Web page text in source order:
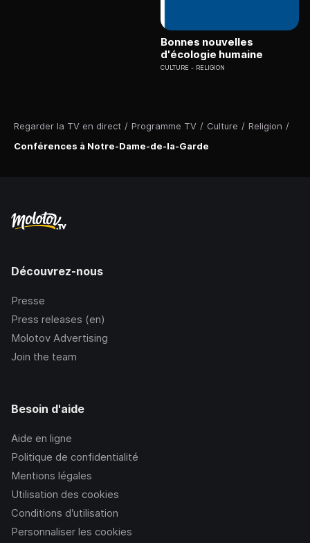
Regarder la TV en direct / Programme TV / Culture / Religion /
Conférences à Notre-Dame-de-la-Garde
Bonnes nouvelles
d'écologie humaine
CULTURE RELIGION
Découvrez-nous
Presse
Press releases (en)
Molotov Advertising
Join the team
Besoin d'aide
Aide en ligne
Politique de confidentialité
Mentions légales
Utilisation des cookies
Conditions d’utilisation
Personnaliser les cookies